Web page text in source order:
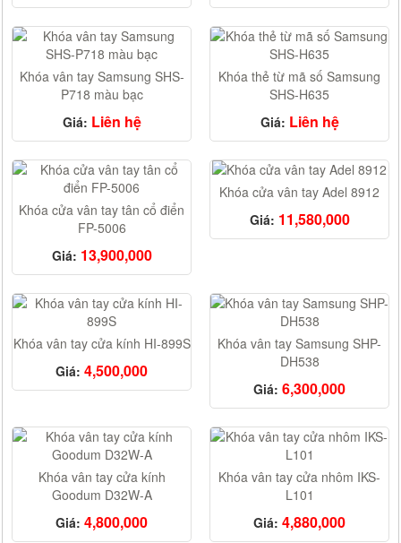
Khóa vân tay Samsung SHS-
P718 màu bạc
Giá: Liên hệ
Khóa thẻ từ mã số Samsung
SHS-H635
Giá: Liên hệ
Khóa cửa vân tay tân cổ điển
FP-5006
Giá: 13,900,000
Khóa cửa vân tay Adel 8912
Giá: 11,580,000
Khóa vân tay cửa kính HI-899S
Giá: 4,500,000
Khóa vân tay Samsung SHP-
DH538
Giá: 6,300,000
Khóa vân tay cửa kính
Goodum D32W-A
Giá: 4,800,000
Khóa vân tay cửa nhôm IKS-
L101
Giá: 4,880,000